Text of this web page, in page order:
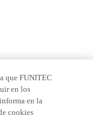
que FUNITEC
en los
en la
cookies